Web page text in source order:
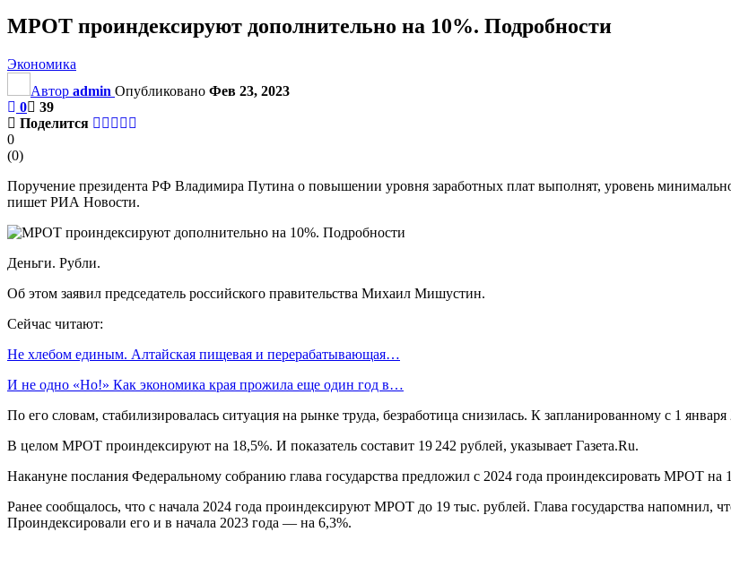
МРОТ проиндексируют дополнительно на 10%. Подробности
Экономика
Автор admin Опубликовано Фев 23, 2023
0
39
Поделится
0
(0)
Поручение президента РФ Владимира Путина о повышении уровня заработных плат выполнят, уровень
пишет РИА Новости.
Деньги. Рубли.
Об этом заявил председатель российского правительства Михаил Мишустин.
Сейчас читают:
Не хлебом единым. Алтайская пищевая и перерабатывающая…
И не одно «Но!» Как экономика края прожила еще один год в…
По его словам, стабилизировалась ситуация на рынке труда, безработица снизилась. К запланированному с 1
В целом МРОТ проиндексируют на 18,5%. И показатель составит 19 242 рублей, указывает Газета.Ru.
Накануне послания Федеральному собранию глава государства предложил с 2024 года проиндексировать МРОТ на
Ранее сообщалось, что с начала 2024 года проиндексируют МРОТ до 19 тыс. рублей. Глава государства
Проиндексировали его и в начала 2023 года — на 6,3%.